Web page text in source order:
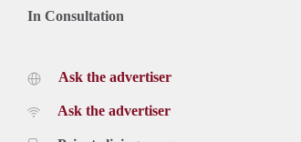
In Consultation
Ask the advertiser
Ask the advertiser